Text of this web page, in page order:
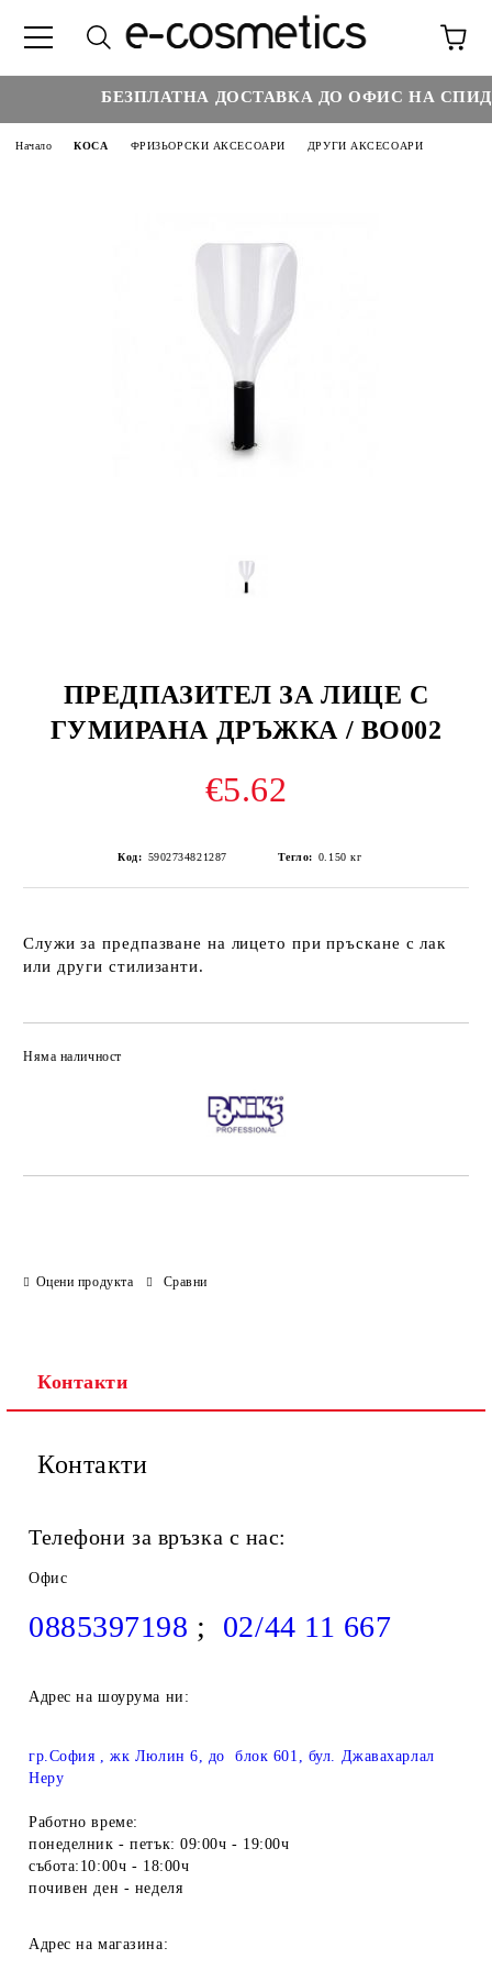
БЕЗПЛАТНА ДОСТАВКА ДО ОФИС НА
Начало КОСА ФРИЗЬОРСКИ АКСЕСОАРИ ДРУГИ АКСЕСОАРИ
ПРЕДПАЗИТЕЛ ЗА ЛИЦЕ С
ГУМИРАНА ДРЪЖКА / BO002
€5.62
Код: 5902734821287 Тегло: 0.150 кг
Служи за предпазване на лицето при пръскане с лак
или други стилизанти.
Няма наличност
Оцени продукта Сравни
Контакти
Контакти
Телефони за връзка с нас:
Офис
0885397198 ; 02/44 11 667
Адрес на шоурума ни:
гр.София , жк Люлин 6, до блок 601, бул. Джавахарлал
Неру
Работно време:
понеделник - петък: 09:00ч - 19:00ч
събота:10:00ч - 18:00ч
почивен ден - неделя
Адрес на магазина: